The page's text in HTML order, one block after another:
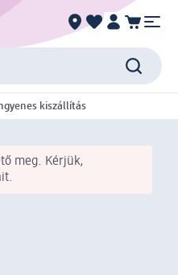
kiszállítás
meg. Kérjük,